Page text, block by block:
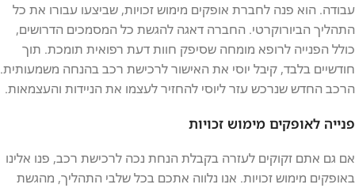
עבודה. הוא פנה לחברת אופקים מימוש זכויות, שביצעו עבורו את כל
התהליך הביורוקרטי. החברה דאגה להגשת כל המסמכים הדרושים,
כולל הפנייה לרופא מומחה שסיפק חוות דעת רפואית תומכת. תוך
חודשיים בלבד, קיבל יוסי את האישור לרכישת רכב בהנחה משמעותית.
הרכב החדש שנרכש עזר ליוסי להחזיר לעצמו את הניידות והעצמאות.
פנייה לאופקים מימוש זכויות
אם גם אתם זקוקים לעזרה בקבלת הנחת נכה לרכישת רכב, פנו אלינו
באופקים מימוש זכויות. אנו נלווה אתכם בכל שלבי התהליך, מהגשת